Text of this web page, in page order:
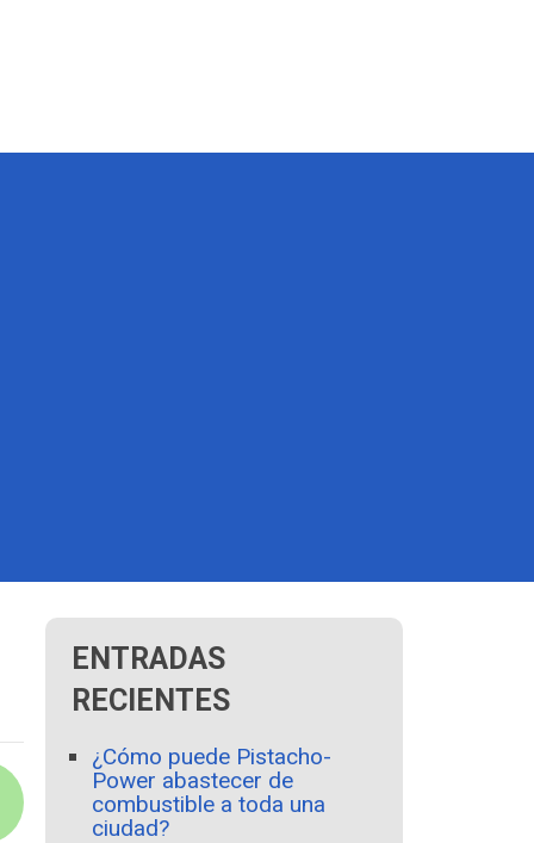
ENTRADAS
RECIENTES
¿Cómo puede Pistacho-
Power abastecer de
combustible a toda una
ciudad?